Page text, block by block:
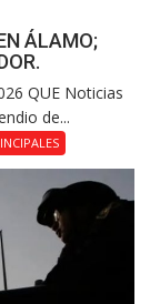
ÁLAMO;
QUE Noticias
de...